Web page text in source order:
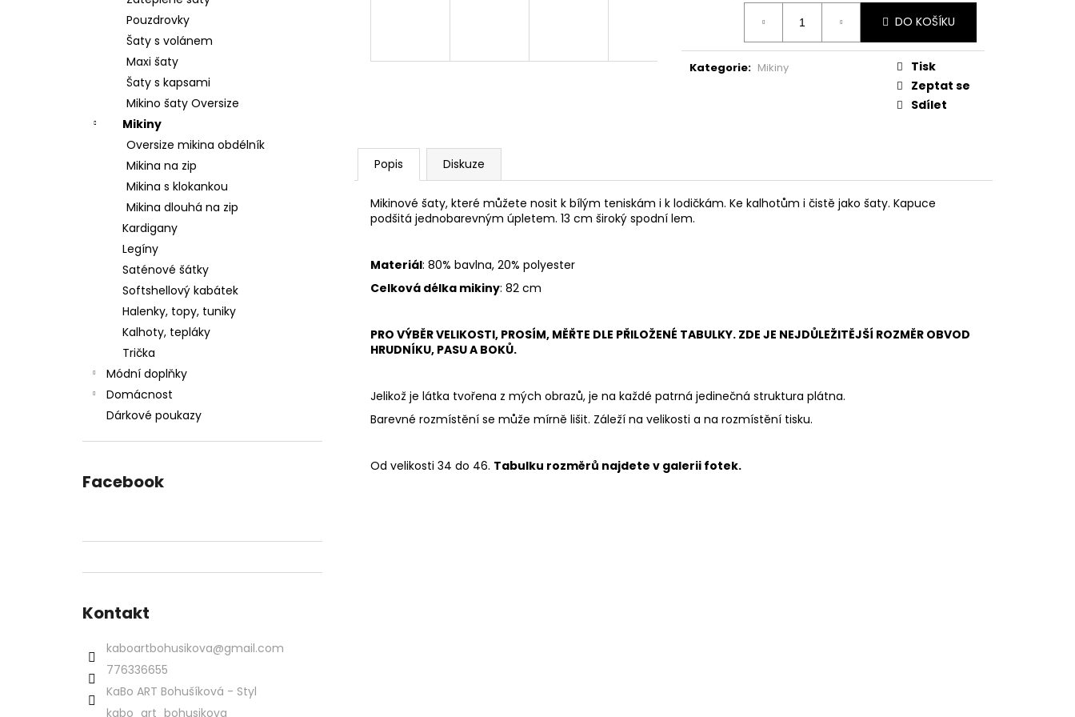
Pouzdrovky
Šaty s volánem
Maxi šaty
Šaty s kapsami
Mikino šaty Oversize
Mikiny
Oversize mikina obdélník
Mikina na zip
Mikina s klokankou
Mikina dlouhá na zip
Kardigany
Legíny
Saténové šátky
Softshellový kabátek
Halenky, topy, tuniky
Kalhoty, tepláky
Trička
Módní doplňky
Domácnost
Dárkové poukazy
Facebook
Kontakt
kaboartbohusikova@gmail.com
776336655
KaBo ART Bohušíková - Styl
kabo_art_bohusikova
DO KOŠÍKU
Kategorie: Mikiny
Tisk
Zeptat se
Sdílet
Popis Diskuze
Mikinové šaty, které můžete nosit k bílým teniskám i k lodičkám. Ke kalhotům i čistě jako šaty. Kapuce
podšitá jednobarevným úpletem. 13 cm široký spodní lem.
Materiál: 80% bavlna, 20% polyester
Celková délka mikiny: 82 cm
PRO VÝBĚR VELIKOSTI, PROSÍM, MĚŘTE DLE PŘILOŽENÉ TABULKY. ZDE JE NEJDŮLEŽITĚJŠÍ ROZMĚR OBVOD
HRUDNÍKU, PASU A BOKŮ.
Jelikož je látka tvořena z mých obrazů, je na každé patrná jedinečná struktura plátna.
Barevné rozmístění se může mírně lišit. Záleží na velikosti a na rozmístění tisku.
Od velikosti 34 do 46. Tabulku rozměrů najdete v galerii fotek.
2 599 Kč